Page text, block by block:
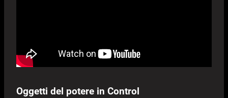
Oggetti del potere in Control